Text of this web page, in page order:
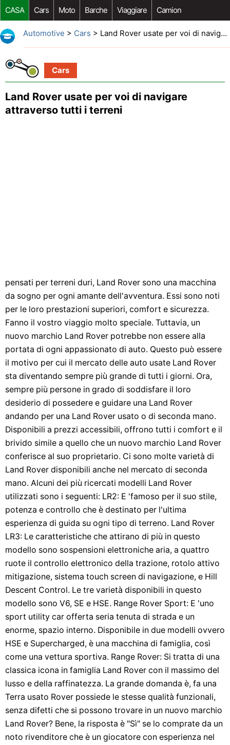
CASA Cars Moto Barche Viaggiare Camion
Riparazione Auto Acquisto Auto Car Opzioni Aftermarket
Automotive > Cars > Land Rover usate per voi di navigare attraverso tutti i terreni
Cars
Land Rover usate per voi di navigare
attraverso tutti i terreni
pensati per terreni duri, Land Rover sono una macchina
da sogno per ogni amante dell'avventura. Essi sono noti
per le loro prestazioni superiori, comfort e sicurezza.
Fanno il vostro viaggio molto speciale. Tuttavia, un
nuovo marchio Land Rover potrebbe non essere alla
portata di ogni appassionato di auto. Questo può essere
il motivo per cui il mercato delle auto usate Land Rover
sta diventando sempre più grande di tutti i giorni. Ora,
sempre più persone in grado di soddisfare il loro
desiderio di possedere e guidare una Land Rover
andando per una Land Rover usato o di seconda mano.
Disponibili a prezzi accessibili, offrono tutti i comfort e il
brivido simile a quello che un nuovo marchio Land Rover
conferisce al suo proprietario. Ci sono molte varietà di
Land Rover disponibili anche nel mercato di seconda
mano. Alcuni dei più ricercati modelli Land Rover
utilizzati sono i seguenti: LR2: E 'famoso per il suo stile,
potenza e controllo che è destinato per l'ultima
esperienza di guida su ogni tipo di terreno. Land Rover
LR3: Le caratteristiche che attirano di più in questo
modello sono sospensioni elettroniche aria, a quattro
ruote il controllo elettronico della trazione, rotolo attivo
mitigazione, sistema touch screen di navigazione, e Hill
Descent Control. Le tre varietà disponibili in questo
modello sono V6, SE e HSE. Range Rover Sport: E 'uno
sport utility car offerta seria tenuta di strada e un
enorme, spazio interno. Disponibile in due modelli ovvero
HSE e Supercharged, è una macchina di famiglia, così
come una vettura sportiva. Range Rover: Si tratta di una
classica icona in famiglia Land Rover con il massimo del
lusso e della raffinatezza. La grande domanda è, fa una
Terra usato Rover possiede le stesse qualità funzionali,
senza difetti che si possono trovare in un nuovo marchio
Land Rover? Bene, la risposta è "Sì" se lo comprate da un
noto rivenditore che è un giocatore con esperienza nel